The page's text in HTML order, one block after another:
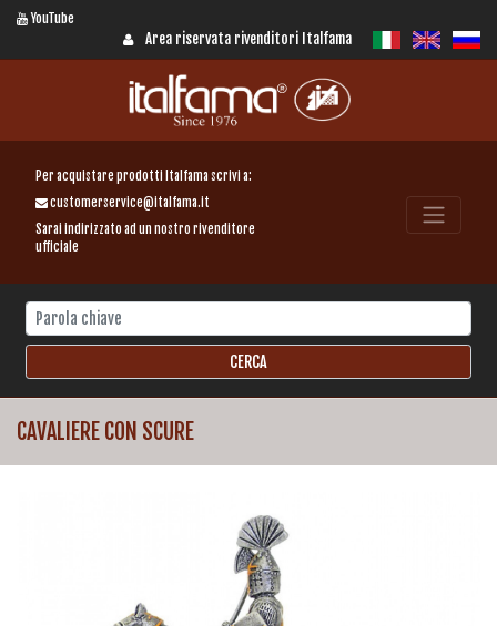
YouTube
Area riservata rivenditori Italfama
Per acquistare prodotti Italfama scrivi a:
customerservice@italfama.it
Sarai indirizzato ad un nostro rivenditore
ufficiale
CAVALIERE CON SCURE